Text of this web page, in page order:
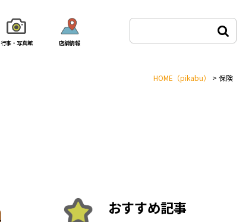
行事・写真館 店舗情報
HOME （pikabu） > 保険
おすすめ記事